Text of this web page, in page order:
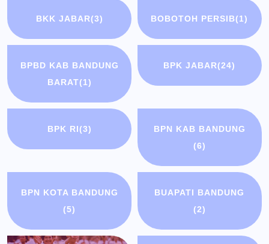
BKK JABAR(3) BOBOTOH PERSIB(1)
BPBD KAB BANDUNG
BARAT(1)
BPK JABAR(24)
BPK RI(3)
BPN KAB BANDUNG
(6)
BPN KOTA BANDUNG
(5)
BUAPATI BANDUNG
(2)